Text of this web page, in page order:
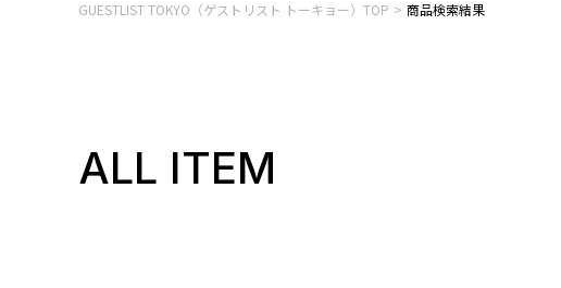
GUESTLIST TOKYO（ゲストリスト トーキョー）TOP 商品検索結果
ALL ITEM